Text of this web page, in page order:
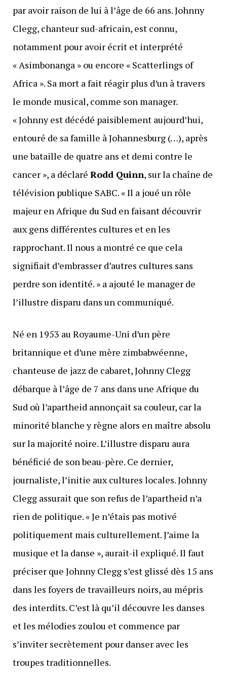
par avoir raison de lui à l’âge de 66 ans. Johnny
Clegg, chanteur sud-africain, est connu,
notamment pour avoir écrit et interprété
« Asimbonanga » ou encore « Scatterlings of
Africa ». Sa mort a fait réagir plus d’un à travers
le monde musical, comme son manager.
« Johnny est décédé paisiblement aujourd’hui,
entouré de sa famille à Johannesburg (…), après
une bataille de quatre ans et demi contre le
cancer », a déclaré Rodd Quinn, sur la chaîne de
télévision publique SABC. « Il a joué un rôle
majeur en Afrique du Sud en faisant découvrir
aux gens différentes cultures et en les
rapprochant. Il nous a montré ce que cela
signifiait d’embrasser d’autres cultures sans
perdre son identité. » a ajouté le manager de
l’illustre disparu dans un communiqué.
Né en 1953 au Royaume-Uni d’un père
britannique et d’une mère zimbabwéenne,
chanteuse de jazz de cabaret, Johnny Clegg
débarque à l’âge de 7 ans dans une Afrique du
Sud où l’apartheid annonçait sa couleur, car la
minorité blanche y règne alors en maître absolu
sur la majorité noire. L’illustre disparu aura
bénéficié de son beau-père. Ce dernier,
journaliste, l’initie aux cultures locales. Johnny
Clegg assurait que son refus de l’apartheid n’a
rien de politique. « Je n’étais pas motivé
politiquement mais culturellement. J’aime la
musique et la danse », aurait-il expliqué. Il faut
préciser que Johnny Clegg s’est glissé dès 15 ans
dans les foyers de travailleurs noirs, au mépris
des interdits. C’est là qu’il découvre les danses
et les mélodies zoulou et commence par
s’inviter secrètement pour danser avec les
troupes traditionnelles.